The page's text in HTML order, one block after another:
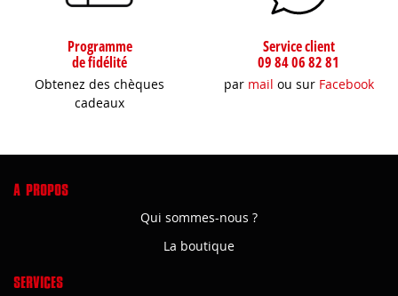
Programme
de fidélité
Obtenez des chèques
cadeaux
Service client
09 84 06 82 81
par mail ou sur Facebook
A PROPOS
Qui sommes-nous ?
La boutique
SERVICES